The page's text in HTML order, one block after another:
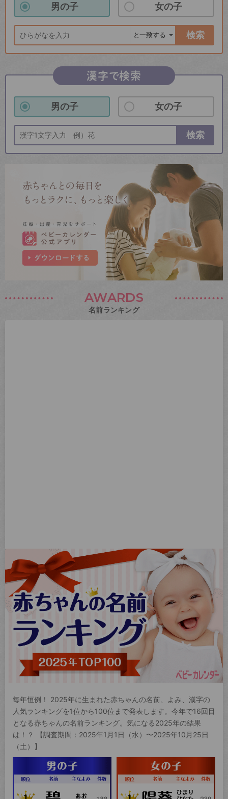
男の子 女の子
検索
漢字で検索
男の子 女の子
検索
AWARDS
名前ランキング
毎年恒例！ 2025年に生まれた赤ちゃんの名前、よみ、漢字の
人気ランキングを1位から100位まで発表します。今年で16回目
となる赤ちゃんの名前ランキング。気になる2025年の結果
は！？ 【調査期間：2025年1月1日（水）〜2025年10月25日
（土）】